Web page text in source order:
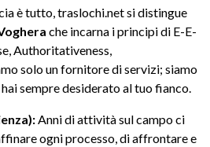
è tutto, traslochi.net si distingue
che incarna i principi di E-E-
Authoritativeness,
solo un fornitore di servizi; siamo
sempre desiderato al tuo fianco.
Anni di attività sul campo ci
ogni processo, di affrontare e